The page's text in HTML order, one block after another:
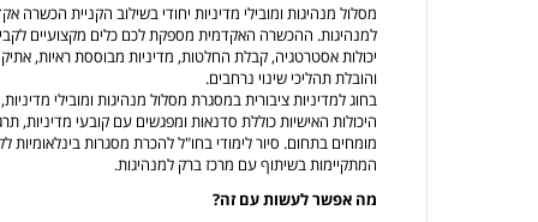
מסלול מנהיגות ומובילי מדיניות יחודי בשילוב הקניית הכשרה
למנהיגות. ההכשרה האקדמית מספקת לכם כלים מקצועיים
יכולות אסטרטגיה, קבלת החלטות, מדיניות מבוססת ראיות,
והובלת תהליכי שינוי נרחבים.
בחוג למדיניות ציבורית במסגרת מסלול מנהיגות ומובילי
היכולות האישיות כוללת סדנאות ומפגשים עם קובעי מדיניות,
מומחים בתחום. סיור לימודי בחו"ל להכרת מסגרות בינלאומיות
המתקיימות בשיתוף עם מרכז ברק למנהיגות.
מה אפשר לעשות עם זה?